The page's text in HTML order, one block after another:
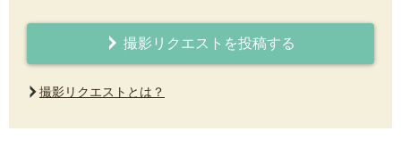
撮影リクエストを投稿する
撮影リクエストとは？